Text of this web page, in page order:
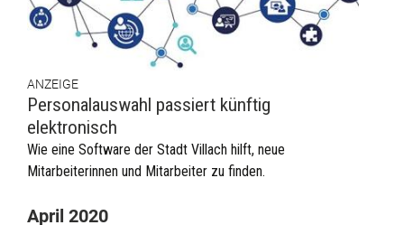
ANZEIGE
Personalauswahl passiert künftig
elektronisch
Wie eine Software der Stadt Villach hilft, neue
Mitarbeiterinnen und Mitarbeiter zu finden.
April 2020